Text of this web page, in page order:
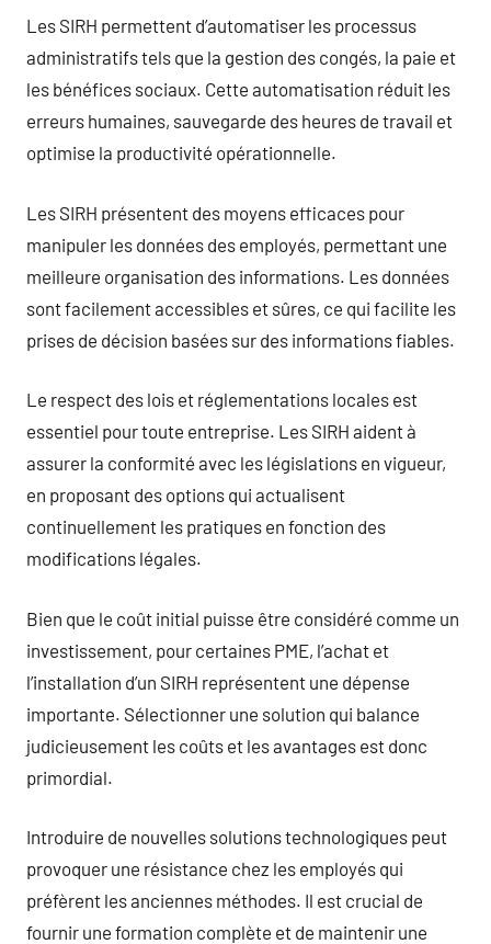
Les SIRH permettent d’automatiser les processus
administratifs tels que la gestion des congés, la paie et
les bénéfices sociaux. Cette automatisation réduit les
erreurs humaines, sauvegarde des heures de travail et
optimise la productivité opérationnelle.
Les SIRH présentent des moyens efficaces pour
manipuler les données des employés, permettant une
meilleure organisation des informations. Les données
sont facilement accessibles et sûres, ce qui facilite les
prises de décision basées sur des informations fiables.
Le respect des lois et réglementations locales est
essentiel pour toute entreprise. Les SIRH aident à
assurer la conformité avec les législations en vigueur,
en proposant des options qui actualisent
continuellement les pratiques en fonction des
modifications légales.
Bien que le coût initial puisse être considéré comme un
investissement, pour certaines PME, l’achat et
l’installation d’un SIRH représentent une dépense
importante. Sélectionner une solution qui balance
judicieusement les coûts et les avantages est donc
primordial.
Introduire de nouvelles solutions technologiques peut
provoquer une résistance chez les employés qui
préfèrent les anciennes méthodes. Il est crucial de
fournir une formation complète et de maintenir une